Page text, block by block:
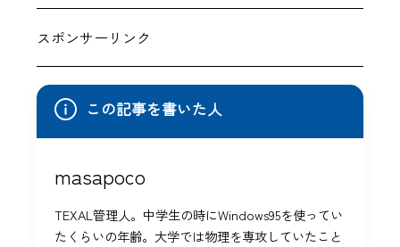
スポンサーリンク
この記事を書いた人
masapoco
TEXAL管理人。中学生の時にWindows95を使ってい
たくらいの年齢。大学では物理を専攻していたこと